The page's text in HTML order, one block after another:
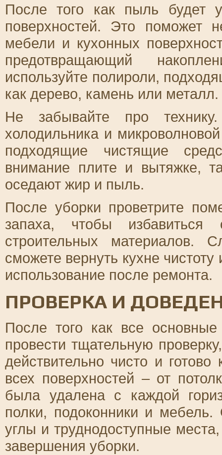
После того как пыль будет
поверхностей. Это поможет
мебели и кухонных
предотвращающий
используйте полироли,
как дерево, камень или металл.
Не забывайте про
холодильника и
подходящие чистящие
внимание плите и вытяжке,
оседают жир и пыль.
После уборки проветрите
запаха, чтобы
строительных материалов.
сможете вернуть кухне
использование после ремонта.
ПРОВЕРКА И
После того как все
провести тщательную
действительно чисто и
всех поверхностей – от
была удалена с каждой
полки, подоконники и
углы и труднодоступные
завершения уборки.